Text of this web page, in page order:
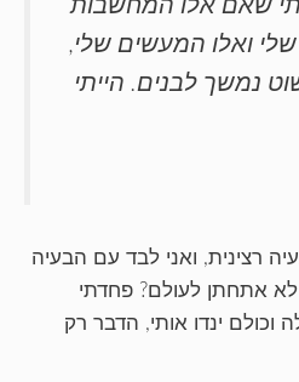
שאם אלו המחשבות
ואלו המעשים שלי,
נמשך לבנים. הייתי
רצינית, ואני לבד עם הבעיה
לא אתחתן לעולם? פחדתי
ינדו אותי, הדבר רק